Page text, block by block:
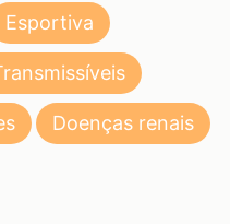
Esportiva
Doenças renais